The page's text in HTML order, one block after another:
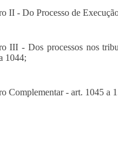
II - Do Processo de
III - Dos processos nos
1044;
Complementar - art. 1045 a